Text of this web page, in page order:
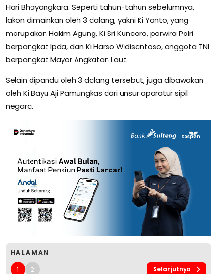
Hari Bhayangkara. Seperti tahun-tahun sebelumnya,
lakon dimainkan oleh 3 dalang, yakni Ki Yanto, yang
merupakan Hakim Agung, Ki Sri Kuncoro, perwira Polri
berpangkat Ipda, dan Ki Harso Widisantoso, anggota TNI
berpangkat Mayor Angkatan Laut.
Selain dipandu oleh 3 dalang tersebut, juga dibawakan
oleh Ki Bayu Aji Pamungkas dari unsur aparatur sipil
negara.
HALAMAN
1 2 Selanjutnya